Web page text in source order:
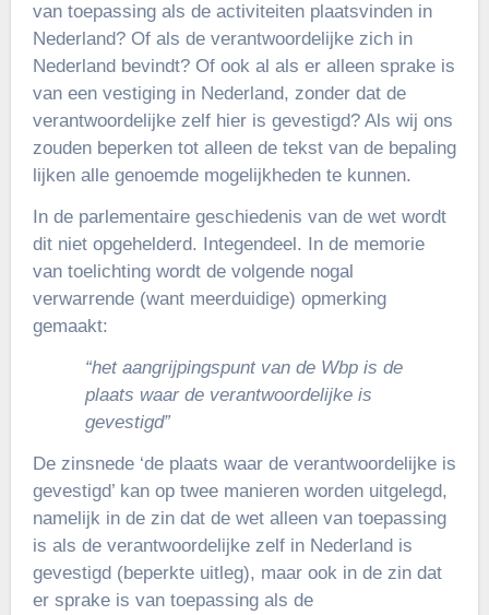
van toepassing als de activiteiten plaatsvinden in
Nederland? Of als de verantwoordelijke zich in
Nederland bevindt? Of ook al als er alleen sprake is
van een vestiging in Nederland, zonder dat de
verantwoordelijke zelf hier is gevestigd? Als wij ons
zouden beperken tot alleen de tekst van de bepaling
lijken alle genoemde mogelijkheden te kunnen.
In de parlementaire geschiedenis van de wet wordt
dit niet opgehelderd. Integen­deel. In de memorie
van toelichting wordt de volgende nogal
verwarrende (want meerduidige) opmerking
gemaakt:
“het aangrijpingspunt van de Wbp is de
plaats waar de verantwoordelijke is
gevestigd”
De zinsnede ‘de plaats waar de verantwoordelijke is
gevestigd’ kan op twee manieren worden uitgelegd,
namelijk in de zin dat de wet alleen van toepassing
is als de verantwoordelijke zelf in Nederland is
gevestigd (beperkte uitleg), maar ook in de zin dat
er sprake is van toepassing als de